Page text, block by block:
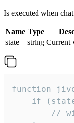
Is executed when
Name Type
state
string Current
function
if
//